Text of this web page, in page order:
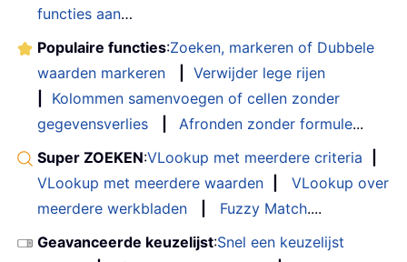
functies aan…
Populaire functies:Zoeken, markeren of Dubbele
waarden markeren
Verwijder lege rijen
Kolommen samenvoegen of cellen zonder
gegevensverlies
Afronden zonder formule...
Super ZOEKEN:VLookup met meerdere criteria
VLookup met meerdere waarden
VLookup over
meerdere werkbladen
Fuzzy Match....
Geavanceerde keuzelijst:Snel een keuzelijst